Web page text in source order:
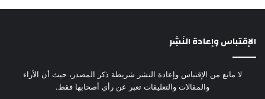
الإقتباس وإعادة النَشِر
لا مانع من الإقتباس وإعادة النشر شريطة ذكر المصدر، حيث أن الأراء
والمقالات والتعليقات تعبر عن رأي أصحابها فقط.